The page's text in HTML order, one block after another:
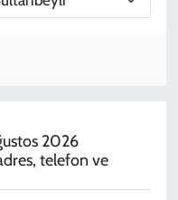
2026
telefon ve